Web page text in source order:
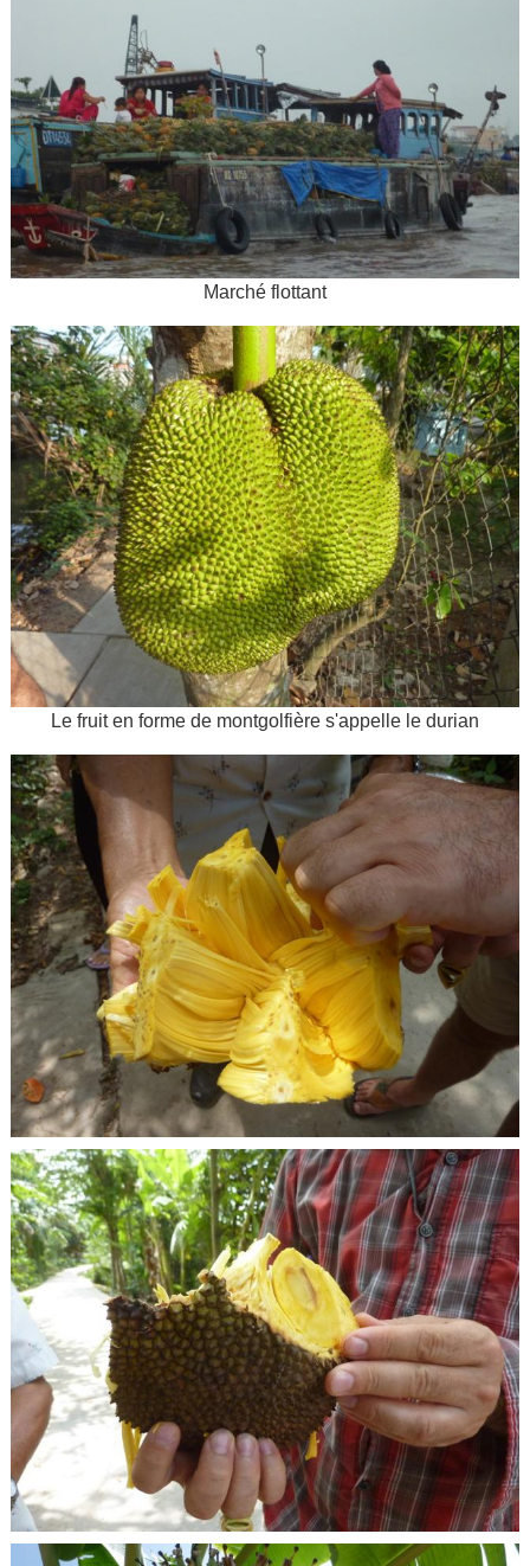
Marché flottant
Le fruit en forme de montgolfière s'appelle le durian